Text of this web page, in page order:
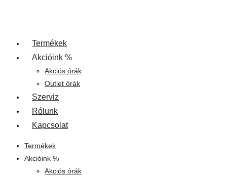
Termékek
Akcióink %
Akciós órák
Outlet órák
Szerviz
Rólunk
Kapcsolat
Termékek
Akcióink %
Akciós órák